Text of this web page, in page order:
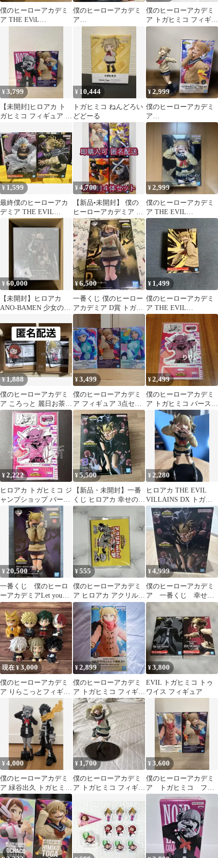
僕のヒーローアカデミ
ア THE EViL
僕のヒーローアカデミ
ア
GLITTER&GLAMOUR
S トガヒミコ
僕のヒーローアカデミ
ア トガヒミコ フィギュ
ア
GLITTER&GLAMOUR
¥3,799
【未開封]ヒロアカ ト
ガヒミコ フィギュア 2
¥ 10,444
トガヒミコ ねんどろい
どどーる
¥2,999
僕のヒーローアカデミ
ア
GLITTER&GLAMOUR
S トガヒミコ
¥ 1,599
最終僕のヒーローアカ
デミア THE EVIL
VILLAINS フィギュア
¥4,700
【新品•未開封】 僕の
ヒーローアカデミア プ
ライズ フィギュア まと
め売り
¥2,999
僕のヒーローアカデミ
ア THE EVIL
VILLAINS DX トガヒ
¥60,000
【未開封】ヒロアカ
ANO-BAMEN 少女のエ
¥6,500
一番くじ 僕のヒーロー
アカデミア D賞 トガヒ
ミコ MASTERLISE
¥ 1,499
僕のヒーローアカデミ
ア THE EVIL
VILLAINs トガヒミコ
¥1,888
僕のヒーローアカデミ
ア ころっと 麗日お茶子
トガヒミコ
¥3,499
僕のヒーローアカデミ
ア フィギュア 3点セッ
ト
¥2,499
僕のヒーローアカデミ
ア トガヒミコ バースデ
イ 名場面ジオラマフィ
ギュア
¥2,222
ヒロアカ トガヒミコ ジ
ャンプショップ バース
デイジオラマフィギュ
ア 2026
¥5,500
【新品・未開封】一番
くじ ヒロアカ 幸せの上
に B賞 トガヒミコ フィ
ギュア
¥2,280
ヒロアカ THE EVIL
VILLAINS DX トガヒ
ミコⅢ
¥20,500
一番くじ 僕のヒーロ
ーアカデミアLet you
down ラストワン トガ
ヒミコ
¥555
僕のヒーローアカデミ
ア ヒロアカ アクリル
miniフィギュア 幼少期
トガ②
¥4,999
僕のヒーローアカデミ
ア 一番くじ 幸せの
上に B賞 トガヒミ
現在 ¥3,000
僕のヒーローアカデミ
ア りらこっとフィギュ
ア 7点セット ヒロアカ
¥2,899
僕のヒーローアカデミ
ア トガヒミコ フィギュ
ア ダッフルコート
¥3,800
EVIL トガヒミコ トゥ
ワイス フィギュア
¥4,000
僕のヒーローアカデミ
ア 緑谷出久 トガヒミ
コ モノクロフィギュ
ア
¥ 1,700
僕のヒーローアカデミ
ア トガヒミコ フィギュ
¥3,600
僕のヒーローアカデミ
ア トガヒミコ フィ
ギュア2セット